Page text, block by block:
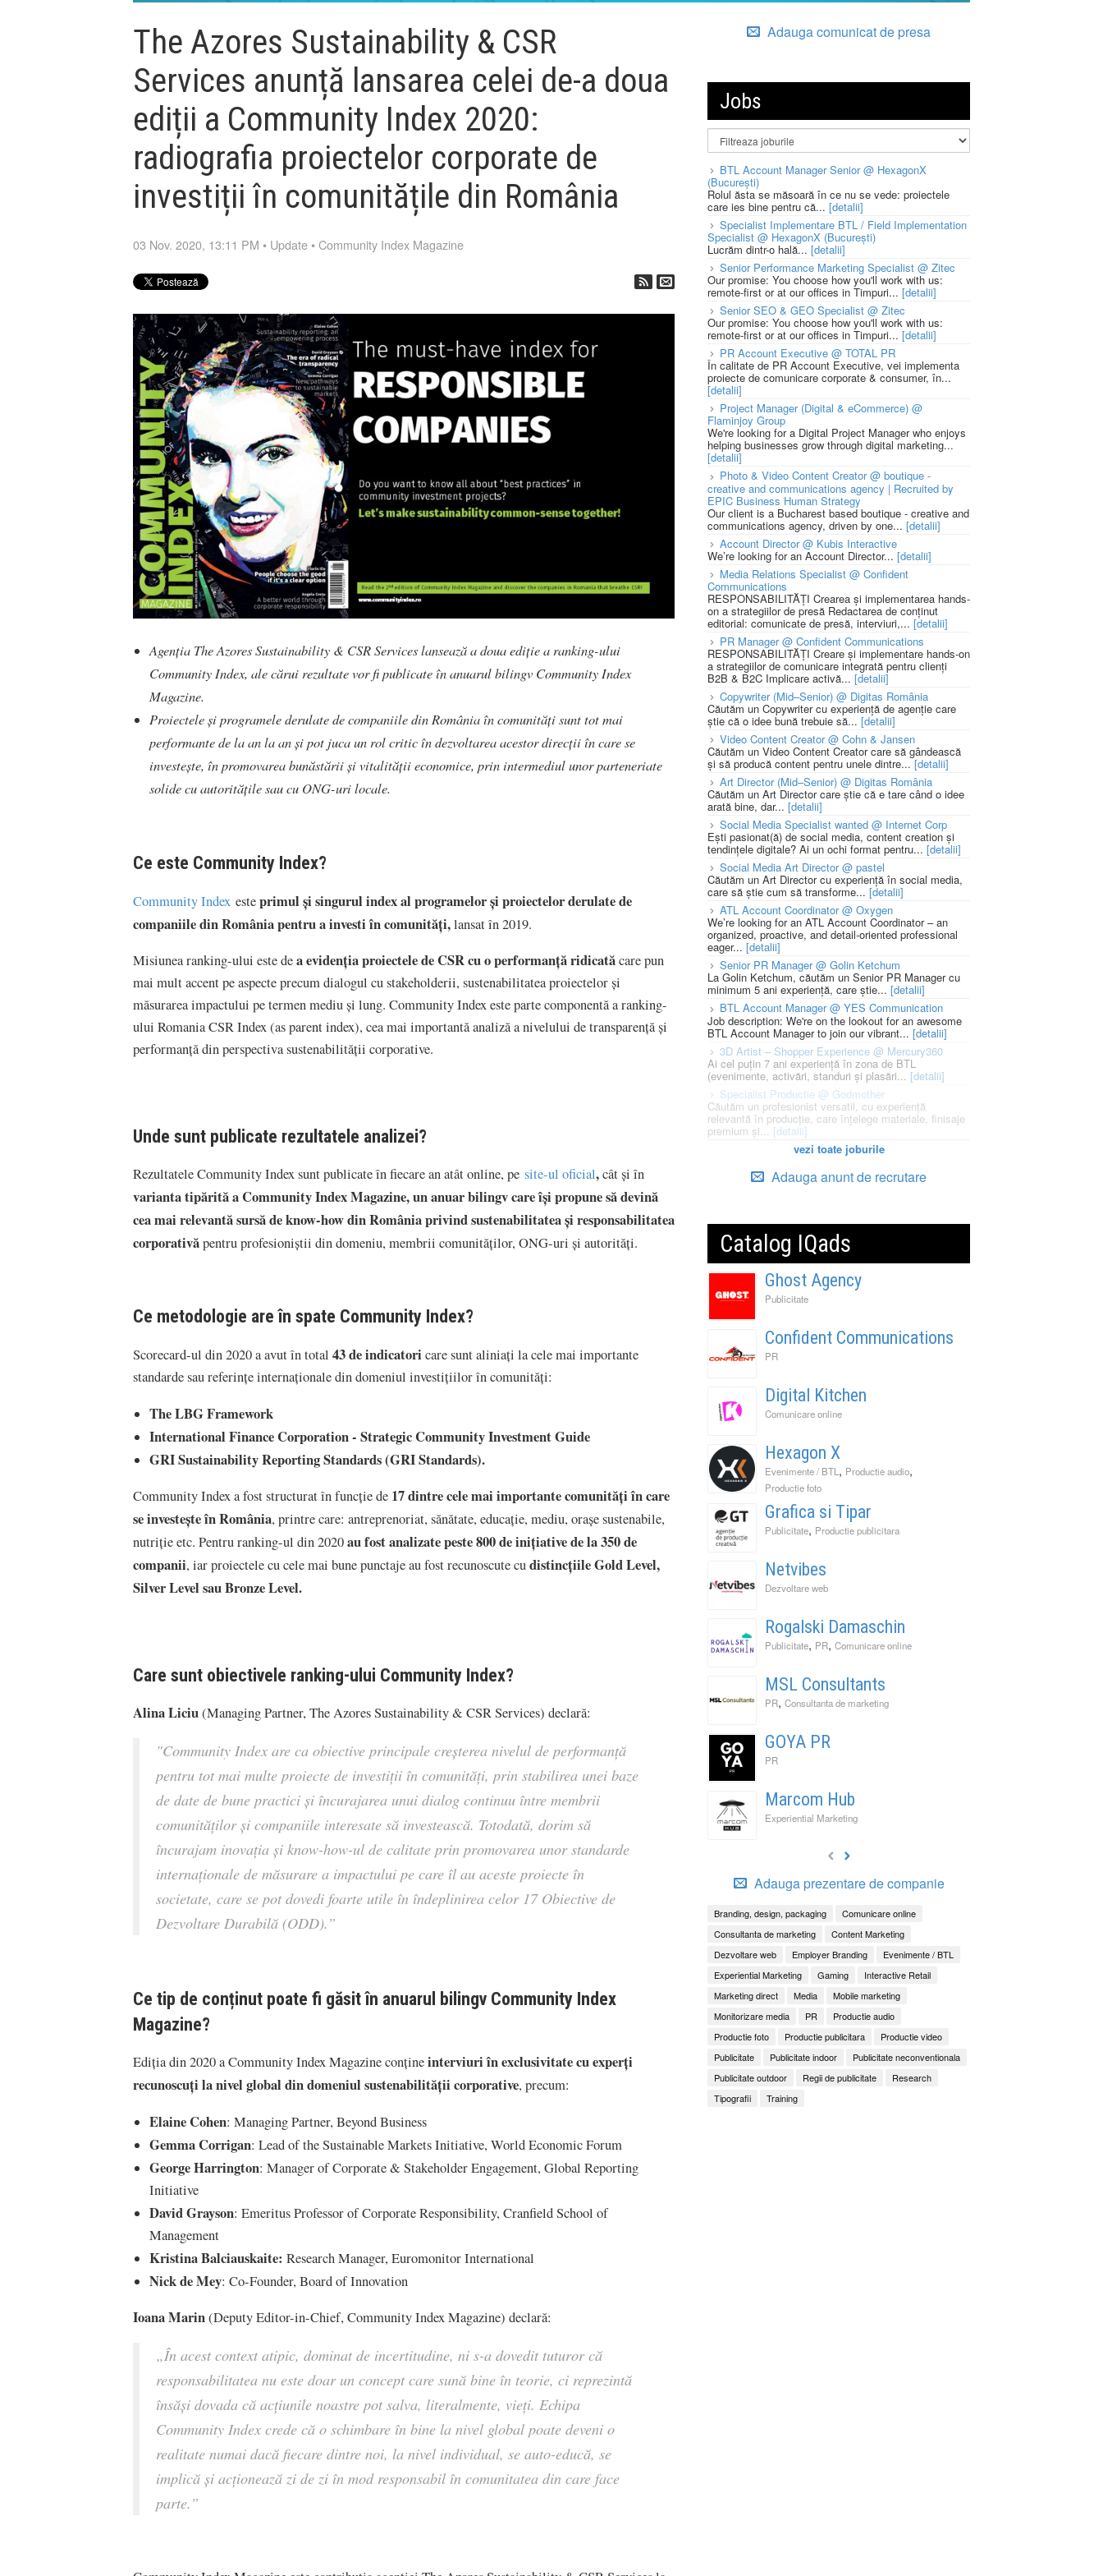
The Azores Sustainability & CSR
Services anunță lansarea celei de-a doua
ediții a Community Index 2020:
radiografia proiectelor corporate de
investiții în comunitățile din România
03 Nov. 2020, 13:11 PM • Update •Community Index Magazine
Agenția The Azores Sustainability & CSR Services lansează a doua ediție a ranking-ului
Community Index, ale cărui rezultate vor fi publicate în anuarul bilingv Community Index
Magazine.
Proiectele și programele derulate de companiile din România în comunități sunt tot mai
performante de la an la an și pot juca un rol critic în dezvoltarea acestor direcții în care se
investește, în promovarea bunăstării și vitalității economice, prin intermediul unor parteneriate
solide cu autoritățile sau cu ONG-uri locale.
Ce este Community Index?
Community Index esteprimul și singurul index al programelor şi proiectelor derulate de
companiile din România pentru a investi în comunităţi,lansat în 2019.
Misiunea ranking-ului este dea evidenția proiectele de CSR cu o performanţă ridicatăcare pun
mai mult accent pe aspecte precum dialogul cu stakeholderii, sustenabilitatea proiectelor şi
măsurarea impactului pe termen mediu şi lung. Community Index este parte componentă a ranking-
ului Romania CSR Index (as parent index), cea mai importantă analiză a nivelului de transparenţă şi
performanţă din perspectiva sustenabilităţii corporative.
Unde sunt publicate rezultatele analizei?
Rezultatele Community Index sunt publicate în fiecare an atât online, pe site-ul oficial,cât și în
varianta tipărită a Community Index Magazine, un anuar bilingv care își propune să devină
cea mai relevantă sursă de know-how din România privind sustenabilitatea și responsabilitatea
corporativăpentru profesioniștii din domeniu, membrii comunităților, ONG-uri și autorități.
Ce metodologie are în spate Community Index?
Scorecard-ul din 2020 a avut în total 43 de indicatori care sunt aliniaţi la cele mai importante
standarde sau referinţe internaţionale din domeniul investiţiilor în comunităţi:
The LBG Framework
International Finance Corporation - Strategic Community Investment Guide
GRI Sustainability Reporting Standards (GRI Standards).
Community Index a fost structurat în funcție de 17 dintre cele mai importante comunități în care
se investește în România, printre care: antreprenoriat, sănătate, educație, mediu, orașe sustenabile,
nutriție etc. Pentru ranking-ul din 2020au fost analizate peste 800 de inițiative de la 350 de
companii, iar proiectele cu cele mai bune punctaje au fost recunoscute cudistincțiile Gold Level,
Silver Level sau Bronze Level.
Care sunt obiectivele ranking-ului Community Index?
Alina Liciu(Managing Partner, The Azores Sustainability & CSR Services) declară:
"Community Index are ca obiective principale creșterea nivelul de performanţă
pentru tot mai multe proiecte de investiţii în comunităţi, prin stabilirea unei baze
de date de bune practici și încurajarea unui dialog continuu între membrii
comunităţilor şi companiile interesate să investească. Totodată, dorim să
încurajam inovaţia şi know-how-ul de calitate prin promovarea unor standarde
internaționale de măsurare a impactului pe care îl au aceste proiecte în
societate, care se pot dovedi foarte utile în îndeplinirea celor 17 Obiective de
Dezvoltare Durabilă (ODD).”
Ce tip de conținut poate fi găsit în anuarul bilingv Community Index
Magazine?
Ediția din 2020 a Community Index Magazine conțineinterviuri în exclusivitate cu experți
recunoscuți la nivel global din domeniul sustenabilității corporative, precum:
Elaine Cohen: Managing Partner, Beyond Business
Gemma Corrigan: Lead of the Sustainable Markets Initiative, World Economic Forum
George Harrington: Manager of Corporate & Stakeholder Engagement, Global Reporting
Initiative
David Grayson: Emeritus Professor of Corporate Responsibility, Cranfield School of
Management
Kristina Balciauskaite: Research Manager, Euromonitor International
Nick de Mey: Co-Founder, Board of Innovation
Ioana Marin(Deputy Editor-in-Chief, Community Index Magazine) declară:
„În acest context atipic, dominat de incertitudine, ni s-a dovedit tuturor că
responsabilitatea nu este doar un concept care sună bine în teorie, ci reprezintă
însăși dovada că acțiunile noastre pot salva, literalmente, vieți. Echipa
Community Index crede că o schimbare în bine la nivel global poate deveni o
realitate numai dacă fiecare dintre noi, la nivel individual, se auto-educă, se
implică și acționează zi de zi în mod responsabil în comunitatea din care face
parte.”
Adauga comunicat de presa
Jobs
BTL Account Manager Senior @ HexagonX
(București)
Rolul ăsta se măsoară în ce nu se vede: proiectele
care ies bine pentru că... [detalii]
Specialist Implementare BTL / Field Implementation
Specialist @ HexagonX (București)
Lucrăm dintr-o hală... [detalii]
Senior Performance Marketing Specialist @ Zitec
Our promise: You choose how you'll work with us:
remote-first or at our offices in Timpuri... [detalii]
Senior SEO & GEO Specialist @ Zitec
Our promise: You choose how you'll work with us:
remote-first or at our offices in Timpuri... [detalii]
PR Account Executive @ TOTAL PR
În calitate de PR Account Executive, vei implementa
proiecte de comunicare corporate & consumer, în...
[detalii]
Project Manager (Digital & eCommerce) @
Flaminjoy Group
We're looking for a Digital Project Manager who enjoys
helping businesses grow through digital marketing...
[detalii]
Photo & Video Content Creator @ boutique -
creative and communications agency | Recruited by
EPIC Business Human Strategy
Our client is a Bucharest based boutique - creative and
communications agency, driven by one... [detalii]
Account Director @ Kubis Interactive
We’re looking for an Account Director... [detalii]
Media Relations Specialist @ Confident
Communications
RESPONSABILITĂȚI Crearea și implementarea hands-
on a strategiilor de presă Redactarea de conținut
editorial: comunicate de presă, interviuri,... [detalii]
PR Manager @ Confident Communications
RESPONSABILITĂȚI Creare și implementare hands-on
a strategiilor de comunicare integrată pentru clienți
B2B & B2C Implicare activă... [detalii]
Copywriter (Mid–Senior) @ Digitas România
Căutăm un Copywriter cu experiență de agenție care
știe că o idee bună trebuie să... [detalii]
Video Content Creator @ Cohn & Jansen
Căutăm un Video Content Creator care să gândească
și să producă content pentru unele dintre...[detalii]
Art Director (Mid–Senior) @ Digitas România
Căutăm un Art Director care știe că e tare când o idee
arată bine, dar... [detalii]
Social Media Specialist wanted @ Internet Corp
Ești pasionat(ă) de social media, content creation și
tendințele digitale? Ai un ochi format pentru... [detalii]
Social Media Art Director @ pastel
Căutăm un Art Director cu experiență în social media,
care să știe cum să transforme... [detalii]
ATL Account Coordinator @ Oxygen
We’re looking for an ATL Account Coordinator – an
organized, proactive, and detail-oriented professional
eager... [detalii]
Senior PR Manager @ Golin Ketchum
La Golin Ketchum, căutăm un Senior PR Manager cu
minimum 5 ani experiență, care știe... [detalii]
BTL Account Manager @ YES Communication
Job description: We're on the lookout for an awesome
BTL Account Manager to join our vibrant... [detalii]
3D Artist – Shopper Experience @ Mercury360
Ai cel puțin 7 ani experiență în zona de BTL
(evenimente, activări, standuri și plasări... [detalii]
Specialist Productie @ Godmother
Căutăm un profesionist versatil, cu experiență
relevantă în producție, care înțelege materiale, finisaje
premium și... [detalii]
vezi toate joburile
Adauga anunt de recrutare
Catalog IQads
Ghost Agency
Publicitate
Confident Communications
PR
Digital Kitchen
Comunicare online
Hexagon X
Evenimente / BTL , Productie audio,
Productie foto
Grafica si Tipar
Publicitate, Productie publicitara
Netvibes
Dezvoltare web
Rogalski Damaschin
Publicitate, PR, Comunicare online
MSL Consultants
PR, Consultanta de marketing
GOYA PR
PR
Marcom Hub
Experiential Marketing
Adauga prezentare de companie
Branding, design, packaging
Comunicare online
Consultanta de marketing
Content Marketing
Dezvoltare web
Employer Branding
Evenimente / BTL
Experiential Marketing
Gaming
Interactive Retail
Marketing direct
Media
Mobile marketing
Monitorizare media
PR
Productie audio
Productie foto
Productie publicitara
Productie video
Publicitate
Publicitate indoor
Publicitate neconventionala
Publicitate outdoor
Regii de publicitate
Research
Tipografii
Training